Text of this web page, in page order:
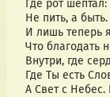
Где рот
Не пить, а
И лишь теперь
Что благодать
Внутри, где
Где Ты есть
А Свет с